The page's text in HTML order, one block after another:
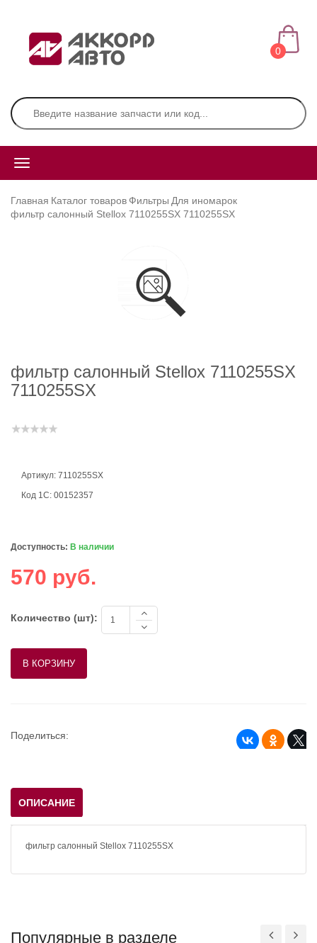
0
Главная Каталог товаров Фильтры Для иномарок
фильтр салонный Stellox 7110255SX 7110255SX
фильтр салонный Stellox 7110255SX
7110255SX
Артикул: 7110255SX
Код 1С: 00152357
Доступность: В наличии
570 руб.
Количество (шт):
Поделиться:
ОПИСАНИЕ
фильтр салонный Stellox 7110255SX
Популярные в разделе